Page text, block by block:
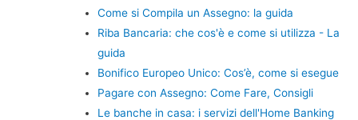
Come si Compila un Assegno: la guida
Riba Bancaria: che cos'è e come si utilizza - La
guida
Bonifico Europeo Unico: Cos’è, come si esegue
Pagare con Assegno: Come Fare, Consigli
Le banche in casa: i servizi dell'Home Banking